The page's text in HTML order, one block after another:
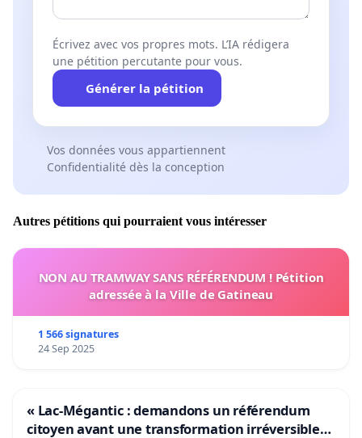
Écrivez avec vos propres mots. L’IA rédigera
une pétition percutante pour vous.
Générer la pétition
Vos données vous appartiennent
Confidentialité dès la conception
Autres pétitions qui pourraient vous intéresser
NON AU TRAMWAY SANS RÉFÉRENDUM ! Pétition
adressée à la Ville de Gatineau
1 566 signatures
24 Sep 2025
« Lac-Mégantic : demandons un référendum
citoyen avant une transformation irréversible